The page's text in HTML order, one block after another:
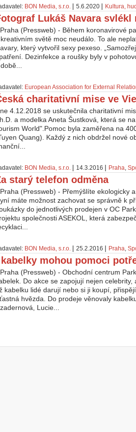
BON Media, s.r.o. | 5.6.2020 | Kultura,
Lukáš Navara
Praha (Pressweb) - Během koronavirové
světě moc neudálo. To ale
který vytvořil sexy pexeso.
Dezinfekce a roušky byly v
European Association for External
charitativní mise ve
4.12.2018 se uskutečnila charitativní
a modelka Aneta Šustková, která se
World".Pomoc byla zaměřena na
Quang). Každý z nich obdržel nové
BON Media, s.r.o. | 14.3.2016 | Praha,
starý telefon odměna
Praha (Pressweb) - Přemýšlíte ekologicky
máte možnost zachovat se správně k
do jednotlivých prodejen v OC
společnosti ASEKOL, která
BON Media, s.r.o. | 25.2.2016 | Praha,
mohou pomoci
Praha (Pressweb) - Obchodní centrum
Do akce se zapojují nejen
kabelku lidé darují nebo si ji koupí,
hvězda. Do prodeje věnovaly
Lucie...